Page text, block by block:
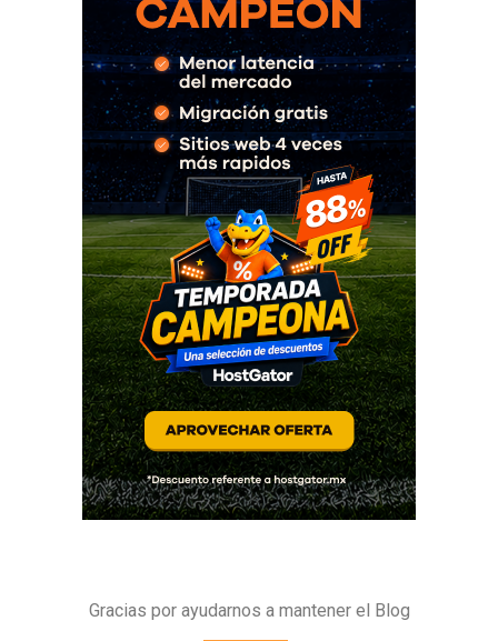
Gracias por ayudarnos a mantener el Blog